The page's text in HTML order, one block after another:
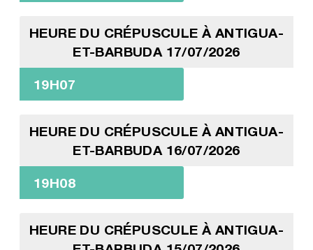
HEURE DU CRÉPUSCULE À ANTIGUA-
ET-BARBUDA 17/07/2026
19H07
HEURE DU CRÉPUSCULE À ANTIGUA-
ET-BARBUDA 16/07/2026
19H08
HEURE DU CRÉPUSCULE À ANTIGUA-